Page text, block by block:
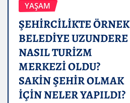
YAŞAM
ŞEHİRCİLİKTE ÖRNEK
BELEDİYE UZUNDERE
NASIL TURİZM
MERKEZİ OLDU?
SAKİN ŞEHİR OLMAK
İÇİN NELER YAPILDI?